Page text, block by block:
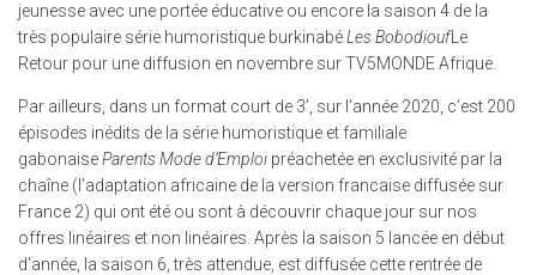
jeunesse avec une portée éducative ou encore la saison 4 de la
très populaire série humoristique burkinabéLes BobodioufLe
Retour pour une diffusion en novembre sur TV5MONDE Afrique.
Par ailleurs, dans un format court de 3’, sur l’année 2020, c’est 200
épisodes inédits de la série humoristique et familiale
gabonaiseParents Mode d’Emploi préachetée en exclusivité par la
chaîne (l’adaptation africaine de la version francaise diffusée sur
France 2) qui ont été ou sont à découvrir chaque jour sur nos
offres linéaires et non linéaires. Après la saison 5 lancée en début
d’année, la saison 6, très attendue, est diffusée cette rentrée de